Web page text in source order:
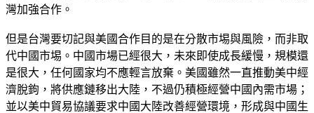
灣加強合作。
但是台灣要切記與美國合作目的是在分散市埸與風險，而非取
代中國市埸。中國市場已經很大，未來即使成長緩慢，規模還
是很大，任何國家均不應輕言放棄。美國雖然一直推動美中經
濟脫鉤，將供應鏈移出大陸，不過仍積極經營中國內需市場；
並以美中貿易協議要求中國大陸改善經營環境，形成與中國生